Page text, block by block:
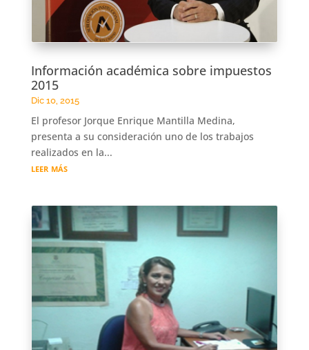
Información académica sobre impuestos
2015
Dic 10, 2015
El profesor Jorque Enrique Mantilla Medina,
presenta a su consideración uno de los trabajos
realizados en la...
leer más